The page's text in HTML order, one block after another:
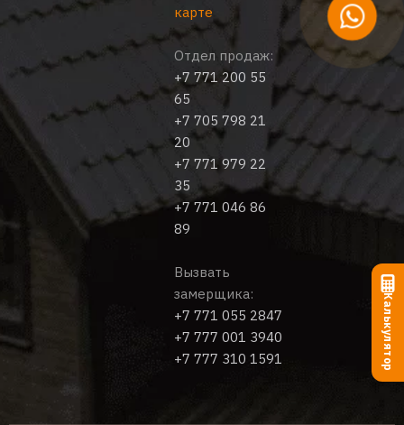
карте
Отдел продаж:
+7 771 200 55
65
+7 705 798 21
20
+7 771 979 22
35
+7 771 046 86
89
Вызвать
замерщика:
+7 771 055 2847
+7 777 001 3940
+7 777 310 1591
Калькулятор